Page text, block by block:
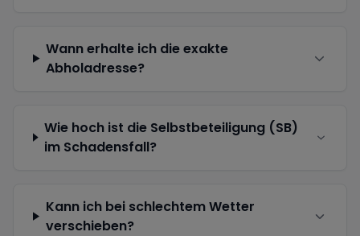
Wann erhalte ich die exakte
Abholadresse?
Wie hoch ist die Selbstbeteiligung (SB)
im Schadensfall?
Kann ich bei schlechtem Wetter
verschieben?